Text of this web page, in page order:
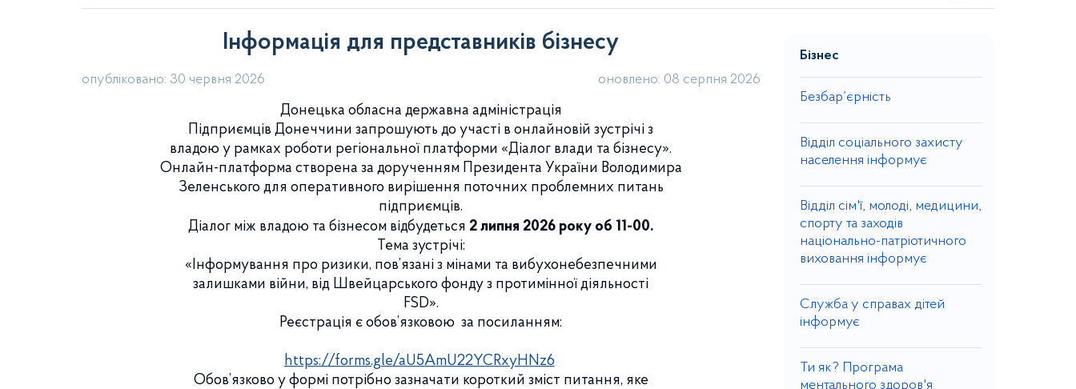
Інформація для представників бізнесу
опубліковано: 30 червня 2026 оновлено: 08 серпня 2026
Донецька обласна державна адміністрація
Підприємців Донеччини запрошують до участі в онлайновій зустрічі з
владою у рамках роботи регіональної платформи «Діалог влади та бізнесу».
Онлайн-платформа створена за дорученням Президента України Володимира
Зеленського для оперативного вирішення поточних проблемних питань
підприємців.
Діалог між владою та бізнесом відбудеться 2 липня 2026 року об 11-00.
Тема зустрічі:
«Інформування про ризики, пов’язані з мінами та вибухонебезпечними
залишками війни, від Швейцарського фонду з протимінної діяльності
FSD».
Реєстрація є обов’язковою за посиланням:
https://forms.gle/aU5AmU22YCRxyHNz6
Обов’язково у формі потрібно зазначати короткий зміст питання, яке
Бізнес
Безбар’єрність
Відділ соціального захисту
населення інформує
Відділ сім'ї, молоді, медицини,
спорту та заходів
національно-патріотичного
виховання інформує
Служба у справах дітей
інформує
Ти як? Програма
ментального здоров'я